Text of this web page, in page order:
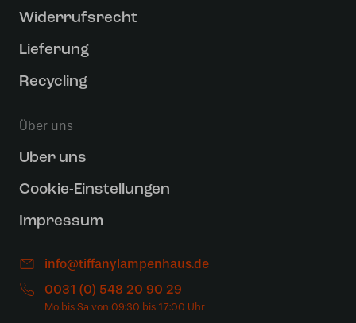
Widerrufsrecht
Lieferung
Recycling
Über uns
Uber uns
Cookie-Einstellungen
Impressum
info@tiffanylampenhaus.de
0031 (0) 548 20 90 29